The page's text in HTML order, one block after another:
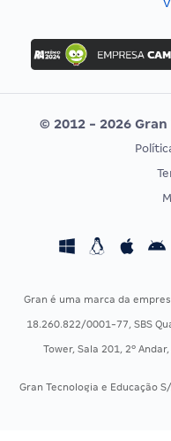
Concurso Nacional
Concurso Ibama
Concurso MPU
Editais publicados
CONCURSOS POR
Concursos Fiscais
Concursos Saúde
Residência Multiprofissional
© 2012 - 2026
Gran é uma marca da
18.260.822/0001-77, SBS
Tower, Sala 201, 2º
Gran Tecnologia e Educação